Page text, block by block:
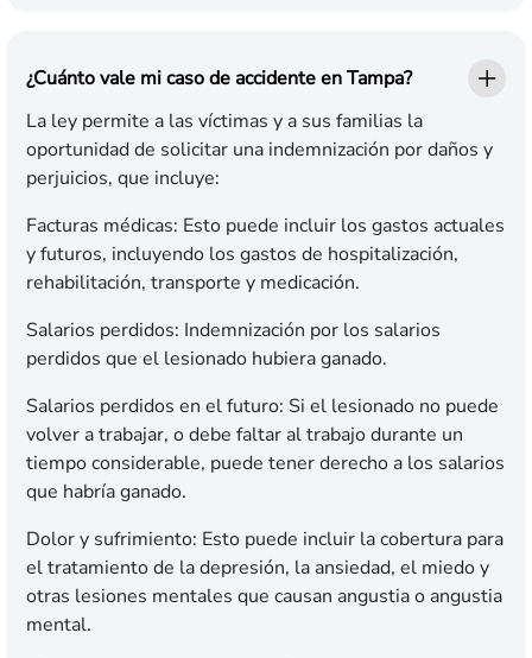
¿Cuánto vale mi caso de accidente en Tampa?
La ley permite a las víctimas y a sus familias la
oportunidad de solicitar una indemnización por daños y
perjuicios, que incluye:
Facturas médicas: Esto puede incluir los gastos actuales
y futuros, incluyendo los gastos de hospitalización,
rehabilitación, transporte y medicación.
Salarios perdidos: Indemnización por los salarios
perdidos que el lesionado hubiera ganado.
Salarios perdidos en el futuro: Si el lesionado no puede
volver a trabajar, o debe faltar al trabajo durante un
tiempo considerable, puede tener derecho a los salarios
que habría ganado.
Dolor y sufrimiento: Esto puede incluir la cobertura para
el tratamiento de la depresión, la ansiedad, el miedo y
otras lesiones mentales que causan angustia o angustia
mental.